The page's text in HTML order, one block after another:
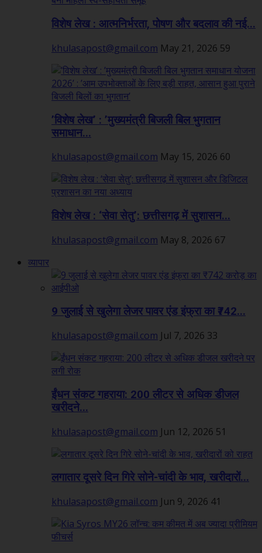
विशेष लेख : आत्मनिर्भरता, पोषण और बदलाव की नई...
khulasapost@gmail.com May 21, 2026 59
’विशेष लेख’ : ’मुख्यमंत्री बिजली बिल भुगतान
समाधान...
khulasapost@gmail.com May 15, 2026 60
विशेष लेख : ‘सेवा सेतु’: छत्तीसगढ़ में सुशासन...
khulasapost@gmail.com May 8, 2026 67
व्यापार
9 जुलाई से खुलेगा लेजर पावर एंड इंफ्रा का ₹742...
khulasapost@gmail.com Jul 7, 2026 33
ईंधन संकट गहराया: 200 लीटर से अधिक डीजल
खरीदने...
khulasapost@gmail.com Jun 12, 2026 51
लगातार दूसरे दिन गिरे सोने-चांदी के भाव, खरीदारों...
khulasapost@gmail.com Jun 9, 2026 41